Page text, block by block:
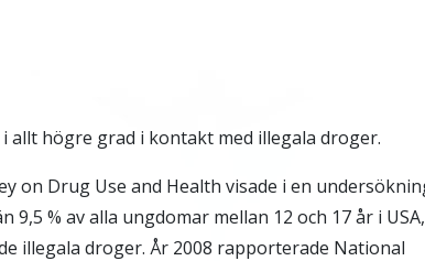
allt högre grad i kontakt med illegala droger.
on Drug Use and Health visade i en
9,5 % av alla ungdomar mellan 12 och 17 år i USA,
illegala droger. År 2008 rapporterade National